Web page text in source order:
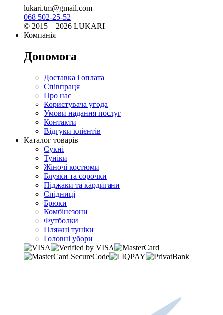
lukari.tm@gmail.com
068 502-25-52
© 2015—2026 LUKARI
Компанія
Допомога
Доставка і оплата
Співпраця
Про нас
Користувача угода
Умови надання послуг
Контакти
Відгуки клієнтів
Каталог товарів
Сукні
Туніки
Жіночі костюми
Блузки та сорочки
Піджаки та кардигани
Спідниці
Брюки
Комбінезони
Футболки
Пляжні туніки
Головні убори